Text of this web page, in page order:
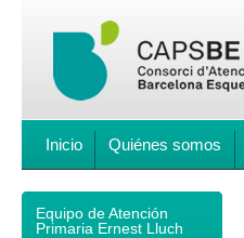
Inicio Quiénes somos
Equipo de Atención
Primaria Ernest Lluch